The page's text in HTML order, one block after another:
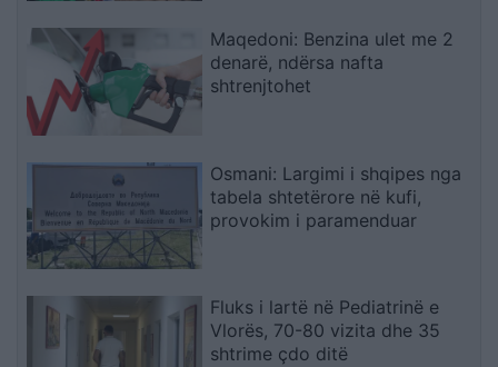
Maqedoni: Benzina ulet me 2
denarë, ndërsa nafta
shtrenjtohet
Osmani: Largimi i shqipes nga
tabela shtetërore në kufi,
provokim i paramenduar
Fluks i lartë në Pediatrinë e
Vlorës, 70-80 vizita dhe 35
shtrime çdo ditë